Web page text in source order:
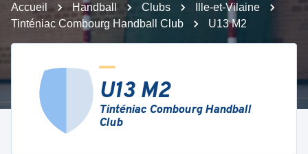
Accueil Handball Clubs
Ille-et-Vilaine
Tinténiac Combourg Handball Club
U13 M2
U13 M2
Tinténiac Combourg Handball
Club